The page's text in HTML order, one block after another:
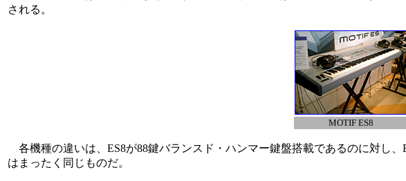
される。
MOTIF ES8
各機種の違いは、ES8が88鍵バランスド・ハンマー鍵盤搭載であるのに対し
はまったく同じものだ。